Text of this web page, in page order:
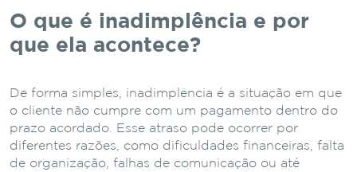
O que é inadimplência e por
que ela acontece?
De forma simples, inadimplência é a situação em que
o cliente não cumpre com um pagamento dentro do
prazo acordado. Esse atraso pode ocorrer por
diferentes razões, como dificuldades financeiras, falta
de organização, falhas de comunicação ou até